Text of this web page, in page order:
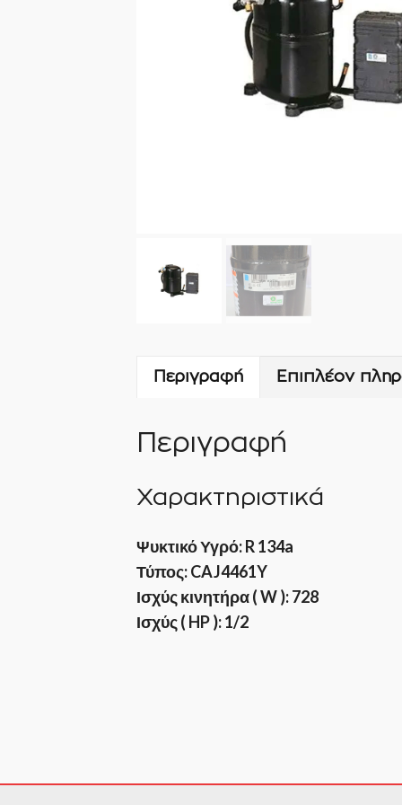
Περιγραφή Επιπλέον
Περιγραφή
Χαρακτηριστικά
Ψυκτικό Υγρό: R 134a
Τύπος: CAJ4461Y
Ισχύς κινητήρα ( W ): 728
Ισχύς ( HP ): 1/2